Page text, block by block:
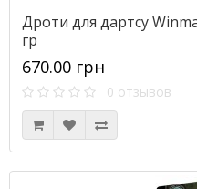
Дроти для дартсу
гр
670.00 грн
0 отзывов